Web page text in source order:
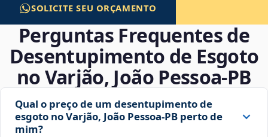
SOLICITE SEU ORÇAMENTO
Perguntas Frequentes de
Desentupimento de Esgoto
no Varjão, João Pessoa‑PB
Qual o preço de um desentupimento de
esgoto no Varjão, João Pessoa‑PB perto de
mim?